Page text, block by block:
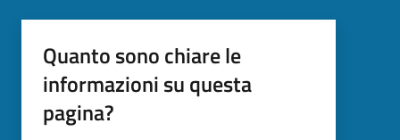
Quanto sono chiare le
informazioni su questa
pagina?